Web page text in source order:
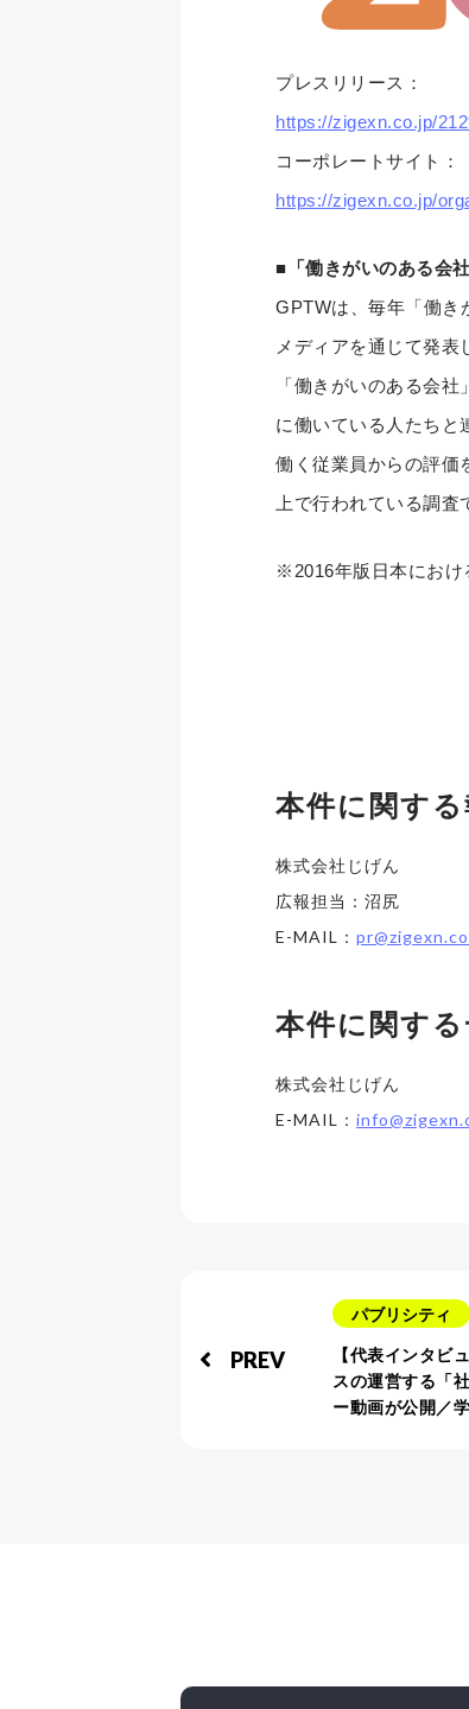
プレスリリース：
https://zigexn.co.jp/
コーポレートサイト：
https://zigexn.co.jp/
■「働きがいのある会
GPTWは、毎年「働き
メディアを通じて発表
「働きがいのある会
に働いている人たちと
働く従業員からの評価
上で行われている調査
※2016年版日本におけ
本件に関す
株式会社じげん
広報担当：沼尻
E-MAIL：
本件に関す
株式会社じげん
E-MAIL：
PREV
パブリシティ
【代表インタビ
スの運営する「
ー動画が公開／